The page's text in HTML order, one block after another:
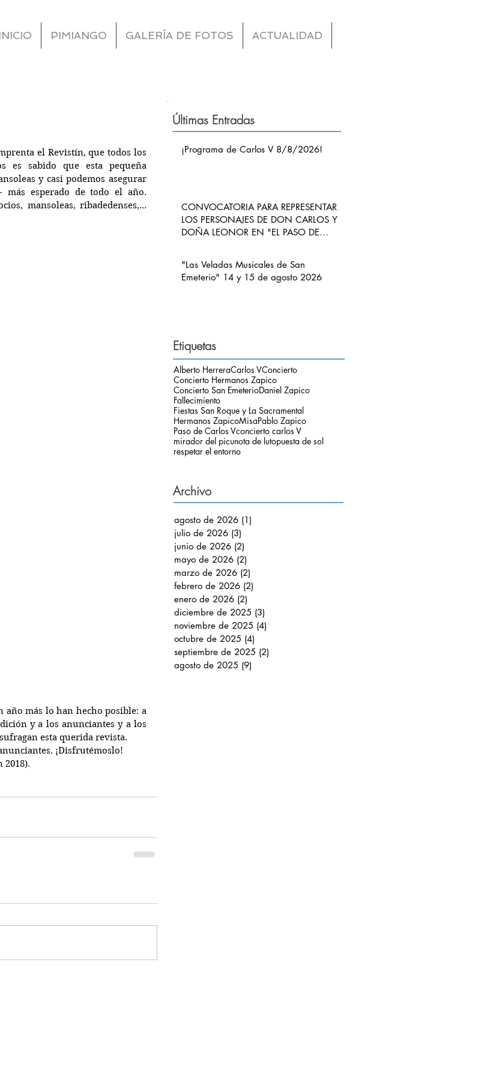
INICIO PIMIANGO GALERÍA DE FOTOS ACTUALIDAD
el Revistín, que todos los
es sabido que esta pequeña
y casi podemos asegurar
esperado de todo el año.
mansoleas, ribadedenses,...
año más lo han hecho posible: a
y a los anunciantes y a los
esta querida revista.
¡Disfrutémoslo!
2018).
¡Programa de Carlos V 8/8/2026!
CONVOCATORIA PARA REPRESENTAR
LOS PERSONAJES DE DON CARLOS Y
DOÑA LEONOR EN "EL PASO DE
"Las Veladas Musicales de San
Emeterio" 14 y 15 de agosto 2026
Etiquetas
Alberto HerreraCarlos VConcierto
Concierto Hermanos Zapico
Concierto San EmeterioDaniel Zapico
Fallecimiento
Fiestas San Roque y La Sacramental
Hermanos ZapicoMisaPablo Zapico
Paso de Carlos Vconcierto carlos V
mirador del picunota de lutopuesta de sol
respetar el entorno
Archivo
agosto de 2026 (1)
julio de 2026 (3)
junio de 2026 (2)
mayo de 2026 (2)
marzo de 2026 (2)
febrero de 2026 (2)
enero de 2026 (2)
diciembre de 2025 (3)
noviembre de 2025 (4)
octubre de 2025 (4)
septiembre de 2025 (2)
agosto de 2025 (9)
Últimas Entradas